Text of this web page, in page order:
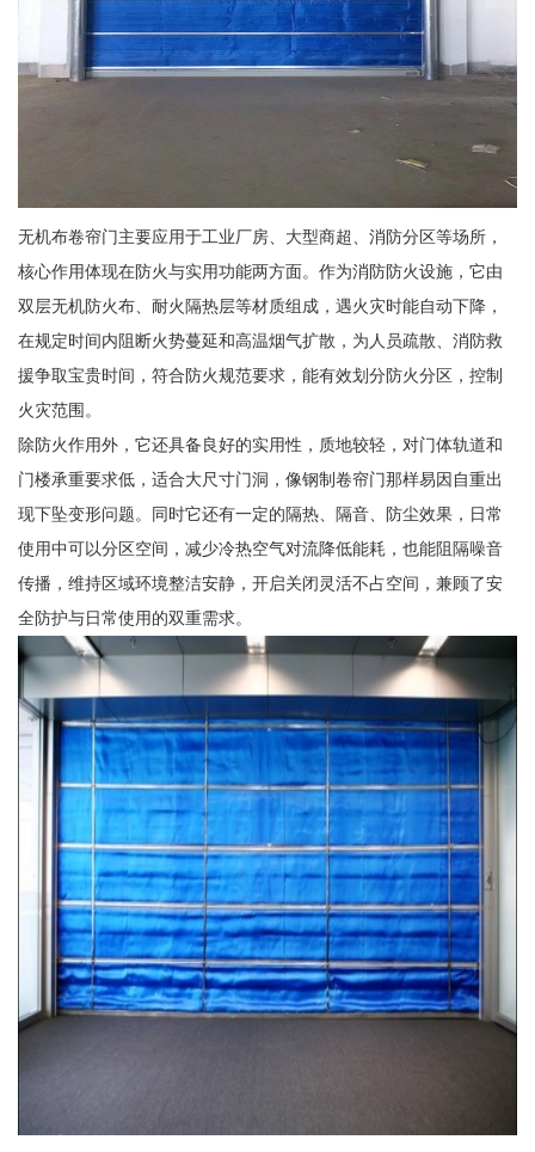
无机布卷帘门主要应用于工业厂房、大型商超、消防分区等场所，
核心作用体现在防火与实用功能两方面。作为消防防火设施，它由
双层无机防火布、耐火隔热层等材质组成，遇火灾时能自动下降，
在规定时间内阻断火势蔓延和高温烟气扩散，为人员疏散、消防救
援争取宝贵时间，符合防火规范要求，能有效划分防火分区，控制
火灾范围。
除防火作用外，它还具备良好的实用性，质地较轻，对门体轨道和
门楼承重要求低，适合大尺寸门洞，像钢制卷帘门那样易因自重出
现下坠变形问题。同时它还有一定的隔热、隔音、防尘效果，日常
使用中可以分区空间，减少冷热空气对流降低能耗，也能阻隔噪音
传播，维持区域环境整洁安静，开启关闭灵活不占空间，兼顾了安
全防护与日常使用的双重需求。